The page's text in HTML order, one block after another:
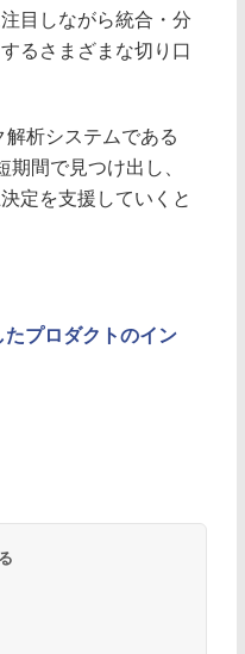
目しながら統合・分
るさまざまな切り口
析システムである
間で見つけ出し、
定を支援していくと
プロダクトのイン